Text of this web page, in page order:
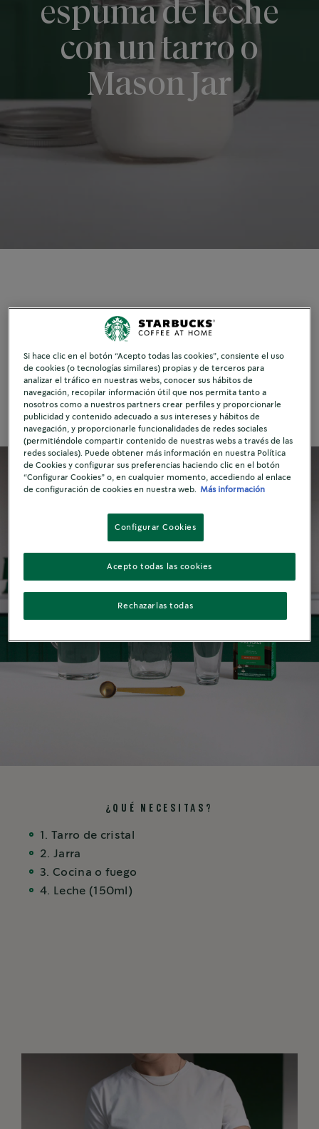
espuma de leche
con un tarro o
Mason Jar
¿No tienes un espumador de leche? Un tarro de
cristal es una alternativa simple y eficaz para
conseguir una espuma para café esponjosa.
¿QUÉ NECESITAS?
1. Tarro de cristal
2. Jarra
3. Cocina o fuego
4. Leche (150ml)
Si hace clic en el botón “Acepto todas las cookies”, consiente el uso
de cookies (o tecnologías similares) propias y de terceros para
analizar el tráfico en nuestras webs, conocer sus hábitos de
navegación, recopilar información útil que nos permita tanto a
nosotros como a nuestros partners crear perfiles y proporcionarle
publicidad y contenido adecuado a sus intereses y hábitos de
navegación, y proporcionarle funcionalidades de redes sociales
(permitiéndole compartir contenido de nuestras webs a través de las
redes sociales). Puede obtener más información en nuestra Política
de Cookies y configurar sus preferencias haciendo clic en el botón
“Configurar Cookies” o, en cualquier momento, accediendo al enlace
de configuración de cookies en nuestra web.
Más información
Configurar Cookies
Rechazarlas todas
Acepto todas las cookies